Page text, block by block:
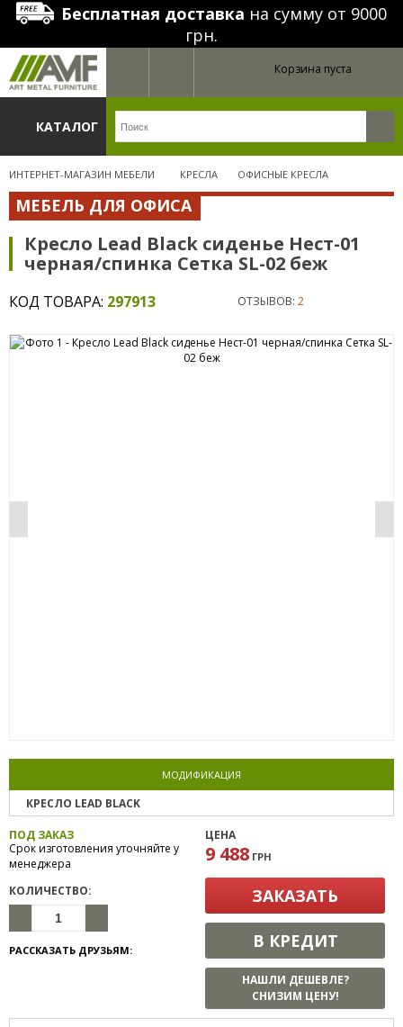
Бесплатная доставка на сумму от 9000
грн.
Корзина пуста
КАТАЛОГ
ИНТЕРНЕТ-МАГАЗИН МЕБЕЛИ КРЕСЛА ОФИСНЫЕ КРЕСЛА
МЕБЕЛЬ ДЛЯ ОФИСА
Кресло Lead Black сиденье Нест-01
черная/спинка Сетка SL-02 беж
КОД ТОВАРА: 297913 ОТЗЫВОВ: 2
МОДИФИКАЦИЯ
КРЕСЛО LEAD BLACK
ПОД ЗАКАЗ
Срок изготовления уточняйте у
менеджера
КОЛИЧЕСТВО:
РАССКАЗАТЬ ДРУЗЬЯМ:
ЦЕНА
9 488 ГРН
ЗАКАЗАТЬ
В КРЕДИТ
НАШЛИ ДЕШЕВЛЕ?
СНИЗИМ ЦЕНУ!